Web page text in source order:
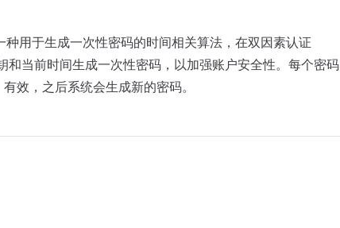
用于生成一次性密码的时间相关算法，在双因素认证
和当前时间生成一次性密码，以加强账户安全性。每个密码
效，之后系统会生成新的密码。